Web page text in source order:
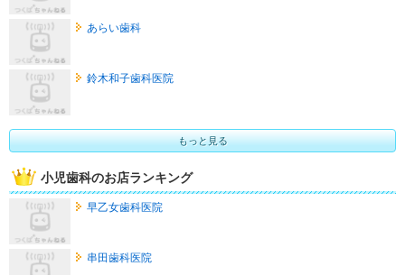
あらい歯科
鈴木和子歯科医院
もっと見る
小児歯科のお店ランキング
早乙女歯科医院
串田歯科医院